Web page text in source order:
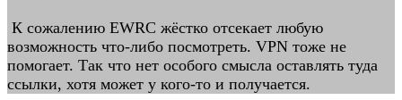
К сожалению EWRC жёстко отсекает любую
возможность что-либо посмотреть. VPN тоже не
помогает. Так что нет особого смысла оставлять туда
ссылки, хотя может у кого-то и получается.